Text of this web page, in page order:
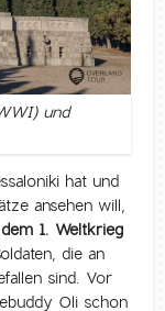
und
hat und
ansehen will,
1. Weltkrieg
die an
sind. Vor
Oli schon